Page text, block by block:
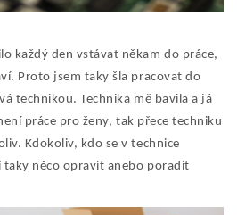
každý den vstávat někam do práce,
Proto jsem taky šla pracovat do
technikou. Technika mě bavila a já
práce pro ženy, tak přece techniku
Kdokoliv, kdo se v technice
taky něco opravit anebo poradit